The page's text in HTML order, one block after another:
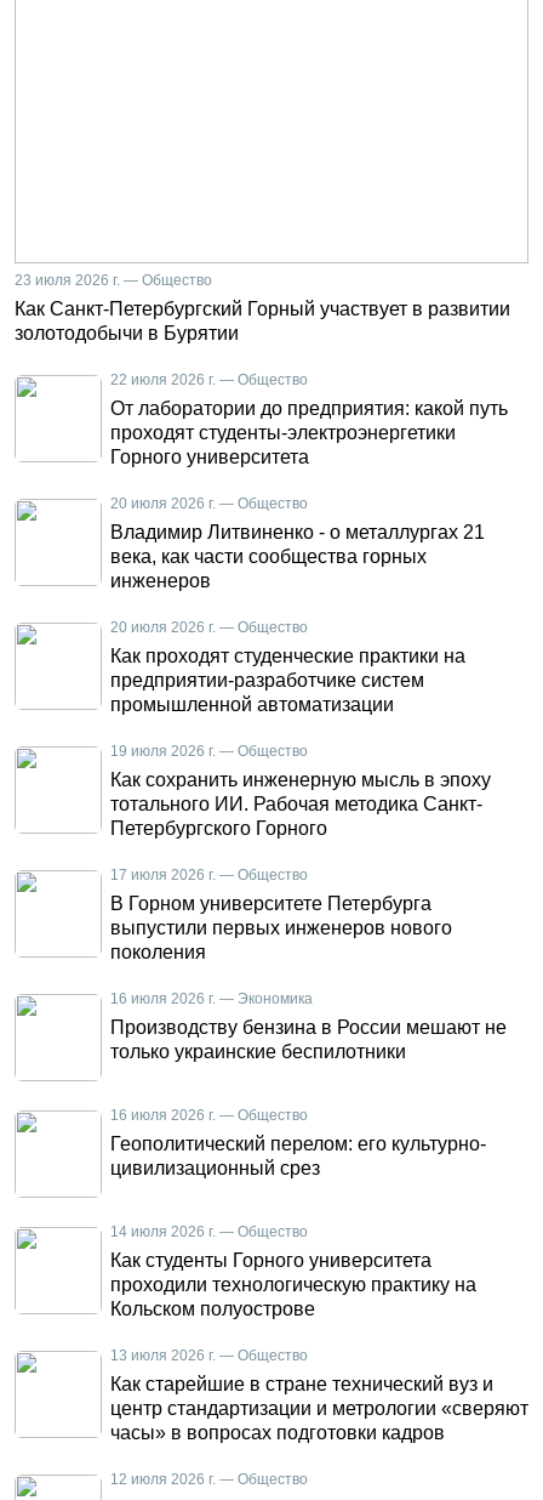
23 июля 2026 г. — Общество
Как Санкт-Петербургский Горный участвует в развитии
золотодобычи в Бурятии
22 июля 2026 г. — Общество
От лаборатории до предприятия: какой путь
проходят студенты-электроэнергетики
Горного университета
20 июля 2026 г. — Общество
Владимир Литвиненко - о металлургах 21
века, как части сообщества горных
инженеров
20 июля 2026 г. — Общество
Как проходят студенческие практики на
предприятии-разработчике систем
промышленной автоматизации
19 июля 2026 г. — Общество
Как сохранить инженерную мысль в эпоху
тотального ИИ. Рабочая методика Санкт-
Петербургского Горного
17 июля 2026 г. — Общество
В Горном университете Петербурга
выпустили первых инженеров нового
поколения
16 июля 2026 г. — Экономика
Производству бензина в России мешают не
только украинские беспилотники
16 июля 2026 г. — Общество
Геополитический перелом: его культурно-
цивилизационный срез
14 июля 2026 г. — Общество
Как студенты Горного университета
проходили технологическую практику на
Кольском полуострове
13 июля 2026 г. — Общество
Как старейшие в стране технический вуз и
центр стандартизации и метрологии «сверяют
часы» в вопросах подготовки кадров
12 июля 2026 г. — Общество